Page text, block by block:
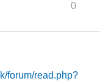
0
forum/read.php?